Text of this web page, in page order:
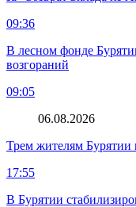
09:36
В лесном фонде
возгораний
09:05
06.08.2026
Трем жителям Бурятии
17:55
В Бурятии